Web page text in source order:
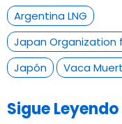
Argentina LNG
Japan Organization
Japón
Vaca
Sigue Leyendo